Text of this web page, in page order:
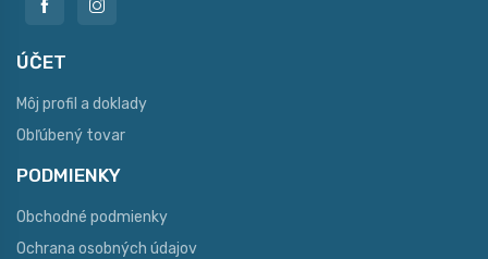
ÚČET
Môj profil a doklady
Obľúbený tovar
PODMIENKY
Obchodné podmienky
Ochrana osobných údajov